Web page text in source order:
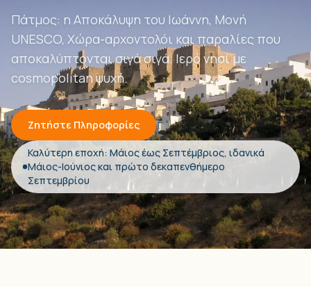
Πάτμος: η Αποκάλυψη του Ιωάννη, Μονή
UNESCO, Χώρα-αρχοντολόι και παραλίες που
αποκαλύπτονται σιγά σιγά. Ιερό νησί με
cosmopolitan ψυχή.
Ζητήστε Πληροφορίες
Καλύτερη εποχή: Μάιος έως Σεπτέμβριος, ιδανικά
Μάιος-Ιούνιος και πρώτο δεκαπενθήμερο
Σεπτεμβρίου